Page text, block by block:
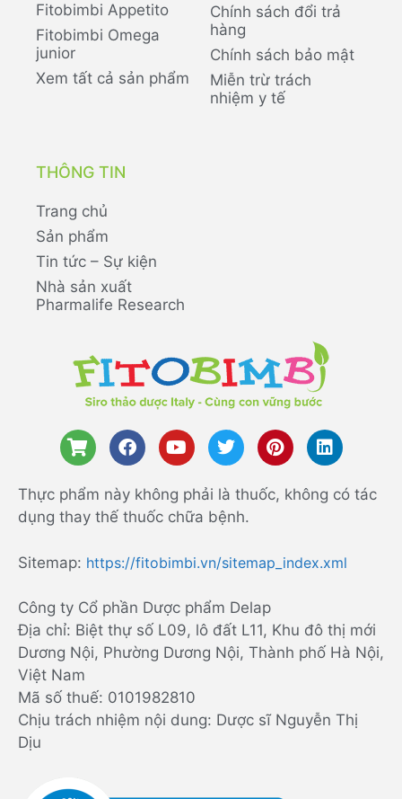
Fitobimbi Appetito
Fitobimbi Omega
junior
Xem tất cả sản phẩm
Chính sách đổi trả
hàng
Chính sách bảo mật
Miễn trừ trách
nhiệm y tế
THÔNG TIN
Trang chủ
Sản phẩm
Tin tức – Sự kiện
Nhà sản xuất
Pharmalife Research
Thực phẩm này không phải là thuốc, không có tác
dụng thay thế thuốc chữa bệnh.
Sitemap: https://fitobimbi.vn/sitemap_index.xml
Công ty Cổ phần Dược phẩm Delap
Địa chỉ: Biệt thự số L09, lô đất L11, Khu đô thị mới
Dương Nội, Phường Dương Nội, Thành phố Hà Nội,
Việt Nam
Mã số thuế: 0101982810
Chịu trách nhiệm nội dung: Dược sĩ Nguyễn Thị
Dịu